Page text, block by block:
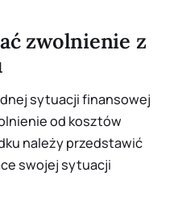
zwolnienie z
sytuacji finansowej
od kosztów
należy przedstawić
swojej sytuacji